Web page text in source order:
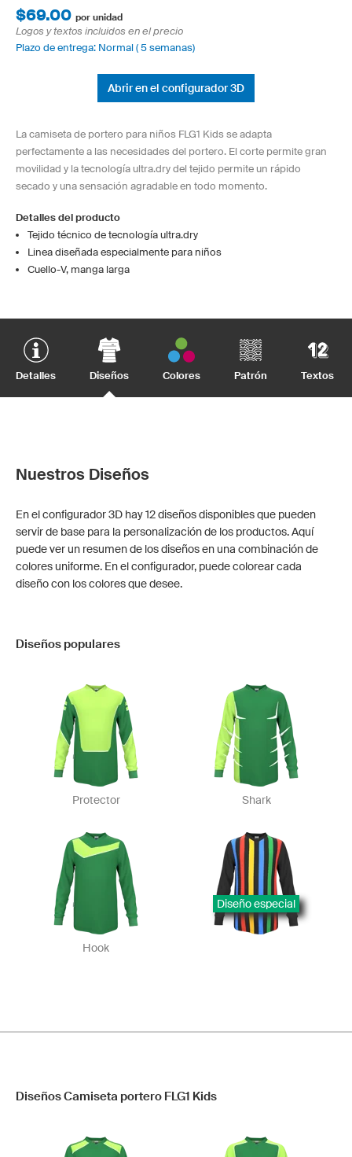
$69.00 por unidad
Logos y textos incluidos en el precio
Plazo de entrega: Normal ( 5 semanas)
Abrir en el configurador 3D
La camiseta de portero para niños FLG1 Kids se adapta
perfectamente a las necesidades del portero. El corte permite gran
movilidad y la tecnología ultra.dry del tejido permite un rápido
secado y una sensación agradable en todo momento.
Detalles del producto
Tejido técnico de tecnología ultra.dry
Linea diseñada especialmente para niños
Cuello-V, manga larga
Detalles Diseños Colores Patrón Textos
Nuestros Diseños
En el configurador 3D hay 12 diseños disponibles que pueden
servir de base para la personalización de los productos. Aquí
puede ver un resumen de los diseños en una combinación de
colores uniforme. En el configurador, puede colorear cada
diseño con los colores que desee.
Diseños populares
Protector Shark
Hook
Diseño especial
Diseños Camiseta portero FLG1 Kids